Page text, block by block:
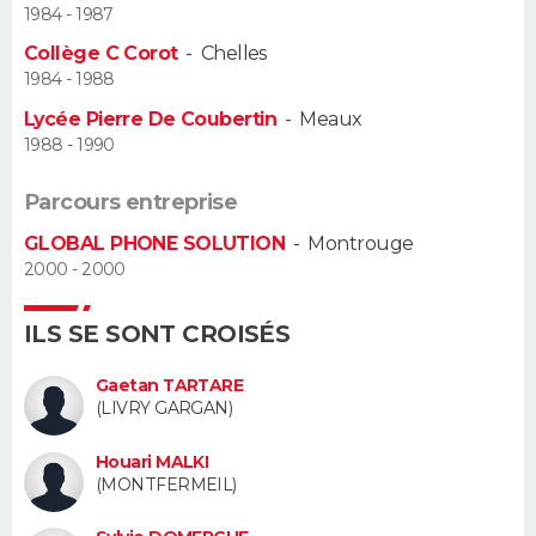
Alimentation
Guide de la santé
Maladies
Médicaments
Sommeil
VOYAGE
PHOTO
CARTE DE VOEUX
Carte de Noël
Carte Bonne année
Carte Saint-Valentin
Carte Pâques
Carte d'anniversaire
DICTIONNAIRE
Dictionnaire
Biographies
Citations
Expressions
Proverbes
PROGRAMME TV
S'inscrire
Se connecter
Lycées
Collèges
Primaires
Universités
Entreprises
Service militaire
Avis de recherche
AVIS DE DÉCÈS
1984 - 1987
Collège C Corot- Chelles
1984 - 1988
Lycée Pierre De Coubertin - Meaux
1988 - 1990
Parcours entreprise
GLOBAL PHONE SOLUTION - Montrouge
2000 - 2000
ILS SE SONT CROISÉS
Gaetan TARTARE
(LIVRY GARGAN)
Houari MALKI
(MONTFERMEIL)